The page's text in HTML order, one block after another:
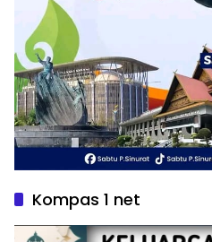
Kompas 1 net